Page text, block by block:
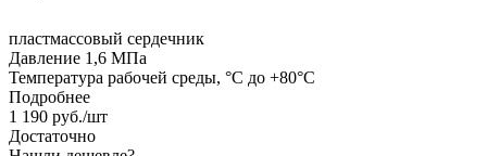
пластмассовый сердечник
Давление 1,6 МПа
Температура рабочей среды, °С до +80°С
Подробнее
1 190 руб./шт
Достаточно